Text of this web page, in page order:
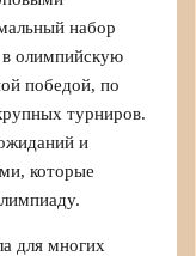
набор
в олимпийскую
победой, по
турниров.
и
которые
для многих